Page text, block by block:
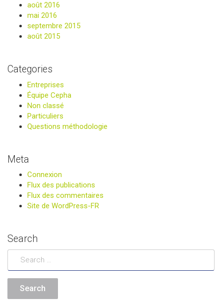
août 2016
mai 2016
septembre 2015
août 2015
Categories
Entreprises
Équipe Cepha
Non classé
Particuliers
Questions méthodologie
Meta
Connexion
Flux des publications
Flux des commentaires
Site de WordPress-FR
Search